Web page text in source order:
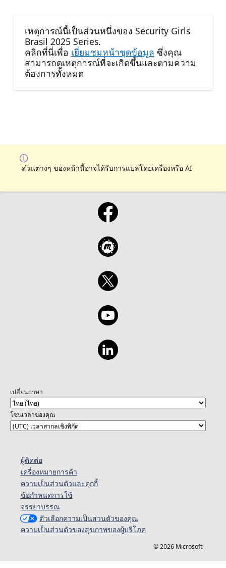
เหตุการณ์นี้เป็นส่วนหนึ่งของ Security Girls
Brasil 2025 Series.
คลิกที่นี่เพื่อ เยี่ยมชมหน้าชุดข้อมูล ซึ่งคุณ
สามารถดูเหตุการณ์ที่จะเกิดขึ้นและตามความ
ต้องการทั้งหมด
ส่วนต่างๆ ของหน้านี้อาจได้รับการแปลโดยเครื่องหรือ AI
เปลี่ยนภาษา
โซนเวลาของคุณ
ผู้ติดต่อ
เครื่องหมายการค้า
ความเป็นส่วนตัวและคุกกี้
ข้อกำหนดการใช้
จรรยาบรรณ
ตัวเลือกความเป็นส่วนตัวของคุณ
ความเป็นส่วนตัวของสุขภาพของผู้บริโภค
© 2026 Microsoft